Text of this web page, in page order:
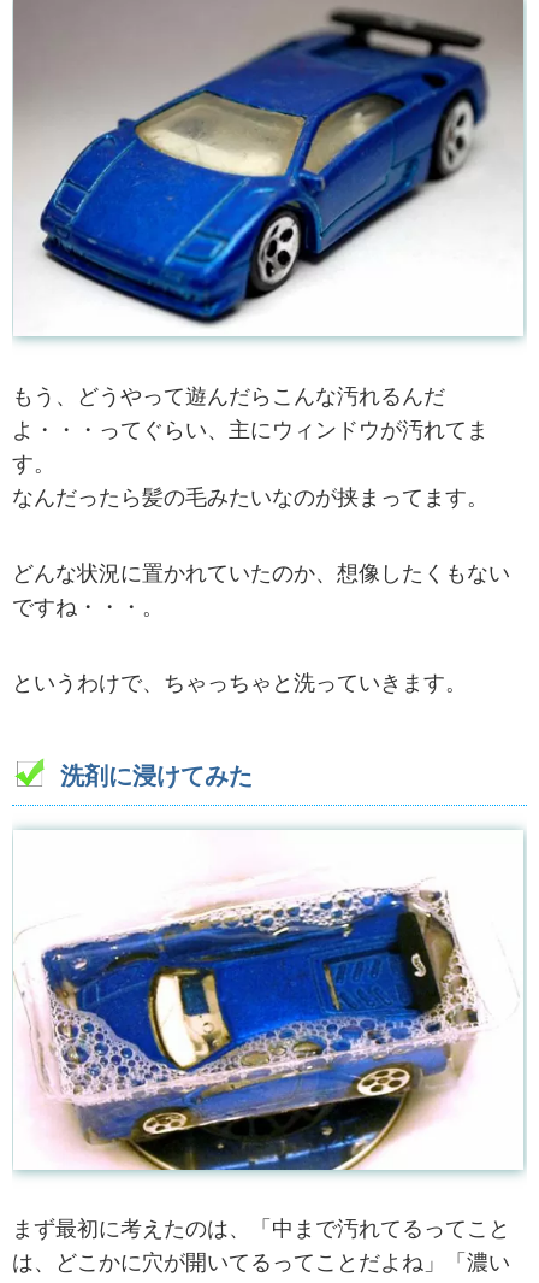
もう、どうやって遊んだらこんな汚れるんだ
よ・・・ってぐらい、主にウィンドウが汚れてま
す。
なんだったら髪の毛みたいなのが挟まってます。
どんな状況に置かれていたのか、想像したくもない
ですね・・・。
というわけで、ちゃっちゃと洗っていきます。
洗剤に浸けてみた
まず最初に考えたのは、「中まで汚れてるってこと
は、どこかに穴が開いてるってことだよね」「濃い